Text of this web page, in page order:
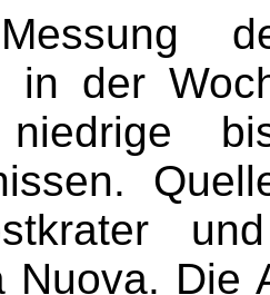
in der
Nuova. Die